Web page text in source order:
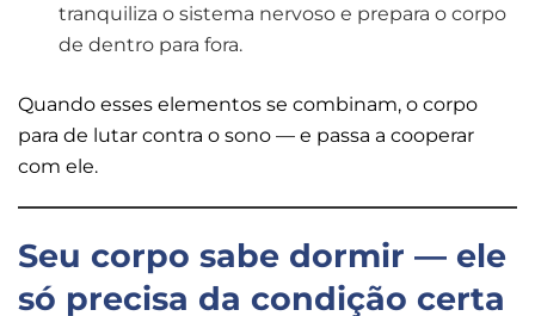
tranquiliza o sistema nervoso e prepara o corpo
de dentro para fora.
Quando esses elementos se combinam, o corpo
para de lutar contra o sono — e passa a cooperar
com ele.
Seu corpo sabe dormir — ele
só precisa da condição certa